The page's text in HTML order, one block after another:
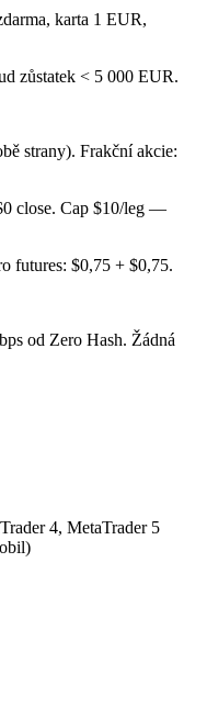
karta 1 EUR,
zůstatek < 5 000 EUR.
strany). Frakční akcie:
close. Cap $10/leg —
futures: $0,75 + $0,75.
od Zero Hash. Žádná
4, MetaTrader 5